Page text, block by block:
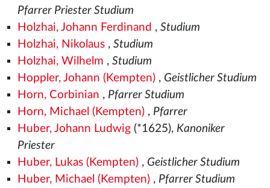
Pfarrer Priester Studium
Holzhai, Johann Ferdinand , Studium
Holzhai, Nikolaus, Studium
Holzhai, Wilhelm , Studium
Hoppler, Johann (Kempten), Geistlicher Studium
Horn, Corbinian , Pfarrer Studium
Horn, Michael (Kempten), Pfarrer
Huber, Johann Ludwig(*1625), Kanoniker
Priester
Huber, Lukas (Kempten), Geistlicher Studium
Huber, Michael (Kempten), Pfarrer Studium